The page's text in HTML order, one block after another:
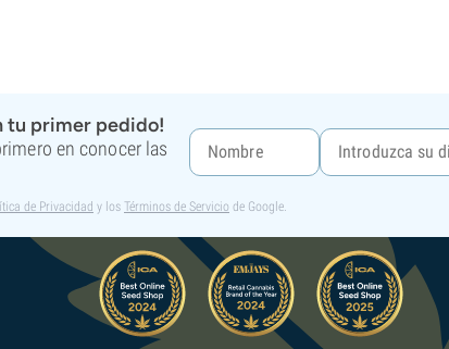
tu primer pedido!
en conocer las
de Privacidad y los Términos de Servicio de Google.